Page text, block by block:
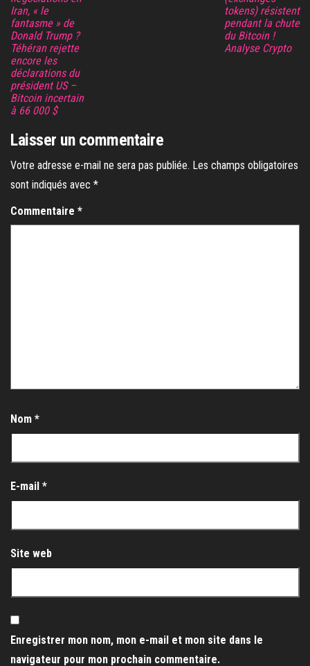
Iran, « le
fantasme » de
Donald Trump ?
Téhéran rejette
encore les
déclarations du
président US –
Bitcoin incertain
à 66 000 $
tokens) résistent
pendant la chute
du Bitcoin !
Analyse Crypto
Laisser un commentaire
Votre adresse e-mail ne sera pas publiée. Les champs obligatoires
sont indiqués avec *
Commentaire *
Nom *
E-mail *
Site web
Enregistrer mon nom, mon e-mail et mon site dans le
navigateur pour mon prochain commentaire.